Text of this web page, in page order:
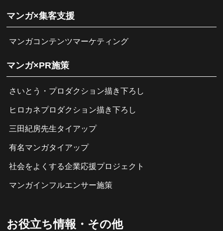
マンガ×集客支援
マンガコンテンツマーケティング
マンガ×PR施策
さいとう・プロダクション描き下ろし
ヒロカネプロダクション描き下ろし
三田紀房先生タイアップ
有名マンガタイアップ
社会をよくする企業応援プロジェクト
マンガインフルエンサー施策
お役立ち情報・その他